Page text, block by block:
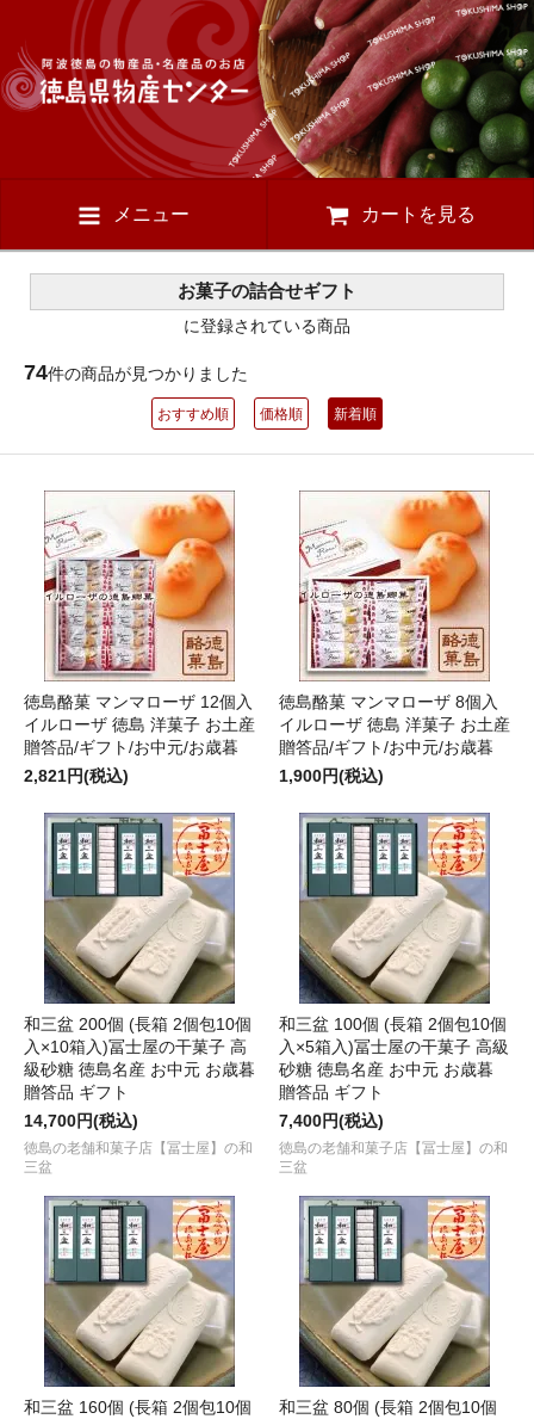
メニュー カートを見る
お菓子の詰合せギフト
に登録されている商品
74件の商品が見つかりました
おすすめ順 価格順 新着順
徳島酪菓 マンマローザ 12個入
イルローザ 徳島 洋菓子 お土産
贈答品/ギフト/お中元/お歳暮
2,821円(税込)
徳島酪菓 マンマローザ 8個入
イルローザ 徳島 洋菓子 お土産
贈答品/ギフト/お中元/お歳暮
1,900円(税込)
和三盆 200個 (長箱 2個包10個
入×10箱入)冨士屋の干菓子 高
級砂糖 徳島名産 お中元 お歳暮
贈答品 ギフト
14,700円(税込)
徳島の老舗和菓子店【冨士屋】の和
三盆
和三盆 100個 (長箱 2個包10個
入×5箱入)冨士屋の干菓子 高級
砂糖 徳島名産 お中元 お歳暮
贈答品 ギフト
7,400円(税込)
徳島の老舗和菓子店【冨士屋】の和
三盆
和三盆 160個 (長箱 2個包10個
和三盆 80個 (長箱 2個包10個